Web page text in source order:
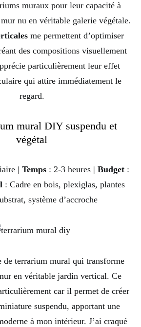
muraux pour leur capacité à
nu en véritable galerie végétale.
me permettent d’optimiser
des compositions visuellement
particulièrement leur effet
qui attire immédiatement le
regard.
mural DIY suspendu et
végétal
| Temps : 2-3 heures | Budget :
: Cadre en bois, plexiglas, plantes
système d’accroche
de terrarium mural qui transforme
en véritable jardin vertical. Ce
car il permet de créer
suspendu, apportant une
à mon intérieur. J’ai craqué